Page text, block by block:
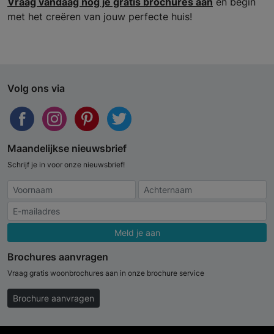
met het creëren van jouw perfecte huis!
Volg ons via
Maandelijkse nieuwsbrief
Schrijf je in voor onze nieuwsbrief!
Meld je aan
Brochures aanvragen
Vraag gratis woonbrochures aan in onze brochure service
Brochure aanvragen